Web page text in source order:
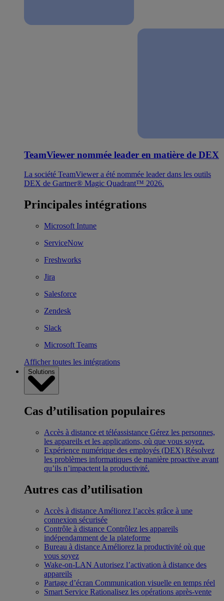
TeamViewer nommée leader en matière de DEX
La société TeamViewer a été nommée leader dans les outils
DEX de Gartner® Magic Quadrant™ 2026.
Principales intégrations
Microsoft Intune
ServiceNow
Freshworks
Jira
Salesforce
Zendesk
Slack
Microsoft Teams
Afficher toutes les intégrations
Solutions
Cas d’utilisation populaires
Accès à distance et téléassistance Gérez les personnes,
les appareils et les applications, où que vous soyez.
Expérience numérique des employés (DEX) Résolvez
les problèmes informatiques de manière proactive avant
qu’ils n’impactent la productivité.
Autres cas d’utilisation
Accès à distance Améliorez l’accès grâce à une
connexion sécurisée
Contrôle à distance Contrôlez les appareils
indépendamment de la plateforme
Bureau à distance Améliorez la productivité où que
vous soyez
Wake-on-LAN Autorisez l’activation à distance des
appareils
Partage d’écran Communication visuelle en temps réel
Smart Service Rationalisez les opérations après-vente